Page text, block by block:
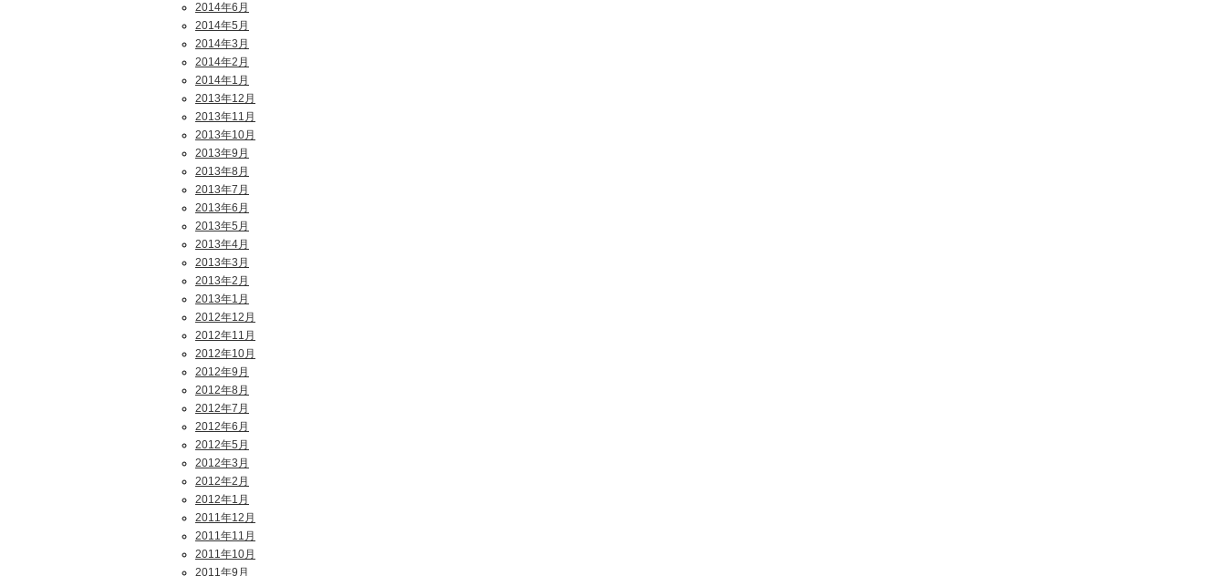
2014年6月
2014年5月
2014年3月
2014年2月
2014年1月
2013年12月
2013年11月
2013年10月
2013年9月
2013年8月
2013年7月
2013年6月
2013年5月
2013年4月
2013年3月
2013年2月
2013年1月
2012年12月
2012年11月
2012年10月
2012年9月
2012年8月
2012年7月
2012年6月
2012年5月
2012年3月
2012年2月
2012年1月
2011年12月
2011年11月
2011年10月
2011年9月